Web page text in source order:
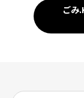
ごみ